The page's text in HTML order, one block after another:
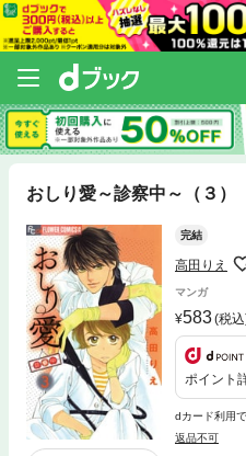
おしり愛～診察中～（３）
完結
高田りえ
マンガ
583(税
ポイント
dカード利用
返品不可